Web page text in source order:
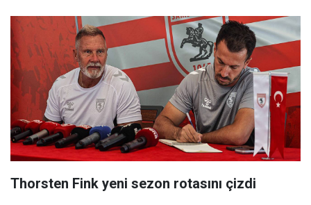
Thorsten Fink yeni sezon rotasını çizdi